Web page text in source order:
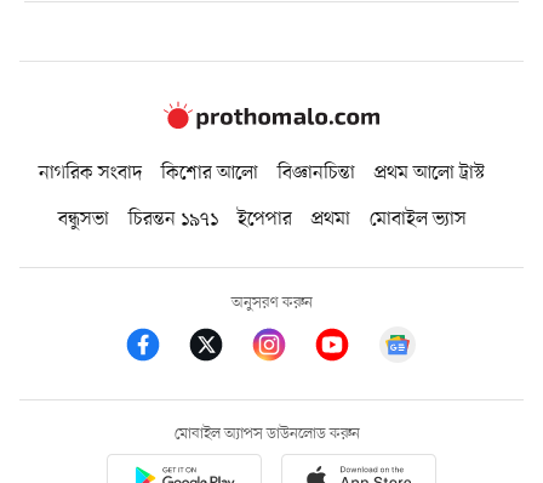
নাগরিক সংবাদ কিশোর আলো বিজ্ঞানচিন্তা
প্রথম আলো ট্রাস্ট
বন্ধুসভা
চিরন্তন ১৯৭১ ইপেপার প্রথমা মোবাইল ভ্যাস
অনুসরণ করুন
মোবাইল অ্যাপস ডাউনলোড করুন